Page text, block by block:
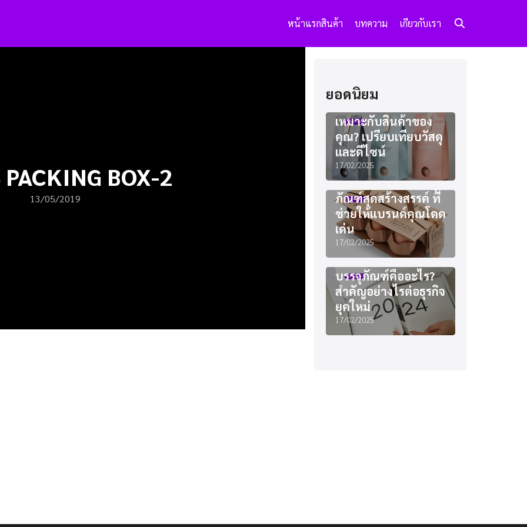
หน้าแรกสินค้า บทความ เกียวกับเรา
BOX-2
13/05/2019
ยอดนิยม
เหมาะกับสินค้าของ
คุณ? เปรียบเทียบวัสดุ
และดีไซน์
17/02/2025
ไอเดียออกแบบบรรจุ
ภัณฑ์สุดสร้างสรรค์ ที่
ช่วยให้แบรนด์คุณโดด
เด่น
17/02/2025
บรรจุภัณฑ์คืออะไร?
สำคัญอย่างไรต่อธุรกิจ
ยุคใหม่
17/02/2025